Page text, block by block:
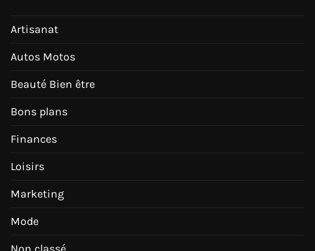
Artisanat
Autos Motos
Beauté Bien être
Bons plans
Finances
Loisirs
Marketing
Mode